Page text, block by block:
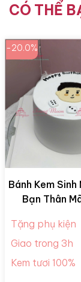
CÓ THỂ
-20.0%
Bánh Kem
Bạn Thân
Tặng phụ kiện
Giao trong 3h
Kem tươi 100%